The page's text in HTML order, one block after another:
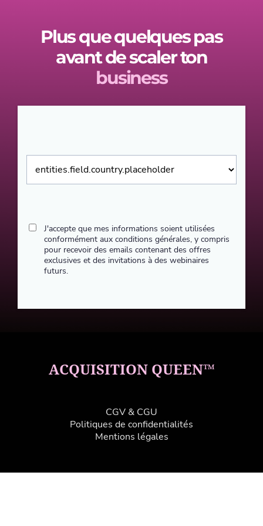
Plus que quelques pas
avant de scaler ton
business
J'accepte que mes informations soient utilisées
conformément aux conditions générales, y compris
pour recevoir des emails contenant des offres
exclusives et des invitations à des webinaires
futurs.
ACQUISITION QUEEN™
CGV & CGU
Politiques de confidentialités
Mentions légales